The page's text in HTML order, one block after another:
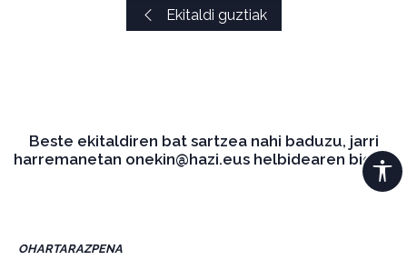
Ekitaldi guztiak
Beste ekitaldiren bat sartzea nahi baduzu, jarri
harremanetan onekin@hazi.eus helbidearen bidez.
OHARTARAZPENA